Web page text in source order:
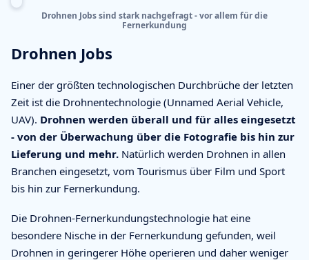
Drohnen Jobs sind stark nachgefragt - vor allem für die
Fernerkundung
Drohnen Jobs
Einer der größten technologischen Durchbrüche der letzten
Zeit ist die Drohnentechnologie (Unnamed Aerial Vehicle,
UAV). Drohnen werden überall und für alles eingesetzt
- von der Überwachung über die Fotografie bis hin zur
Lieferung und mehr. Natürlich werden Drohnen in allen
Branchen eingesetzt, vom Tourismus über Film und Sport
bis hin zur Fernerkundung.
Die Drohnen-Fernerkundungstechnologie hat eine
besondere Nische in der Fernerkundung gefunden, weil
Drohnen in geringerer Höhe operieren und daher weniger